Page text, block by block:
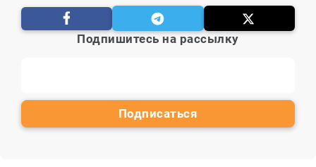
Подпишитесь на рассылку